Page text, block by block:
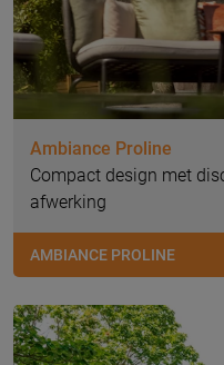
Ambiance Proline
Compact design met
afwerking
AMBIANCE PROLINE